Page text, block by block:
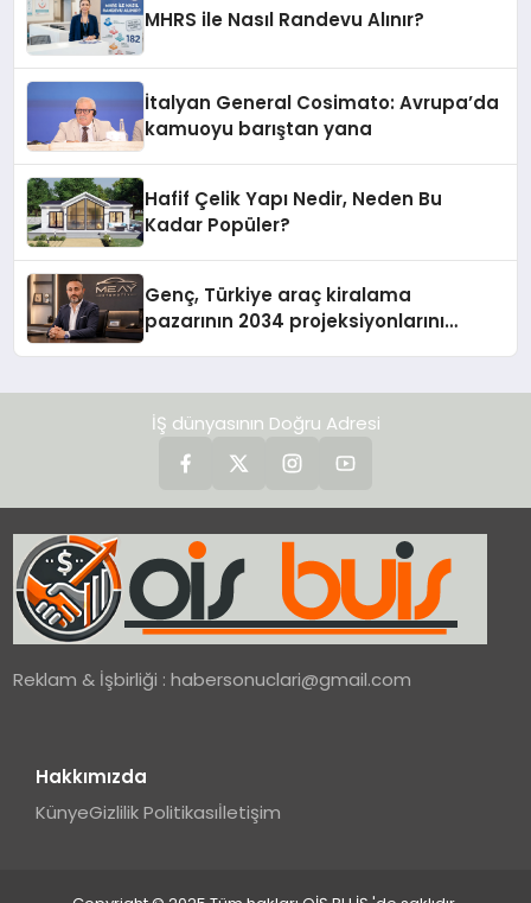
MHRS ile Nasıl Randevu Alınır?
İtalyan General Cosimato: Avrupa’da
kamuoyu barıştan yana
Hafif Çelik Yapı Nedir, Neden Bu
Kadar Popüler?
Genç, Türkiye araç kiralama
pazarının 2034 projeksiyonlarını
İŞ dünyasının Doğru Adresi
Reklam & İşbirliği :habersonuclari@gmail.com
Hakkımızda
KünyeGizlilik Politikasıİletişim